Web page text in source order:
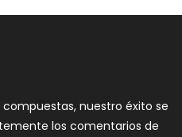
nuestro éxito se
los comentarios de